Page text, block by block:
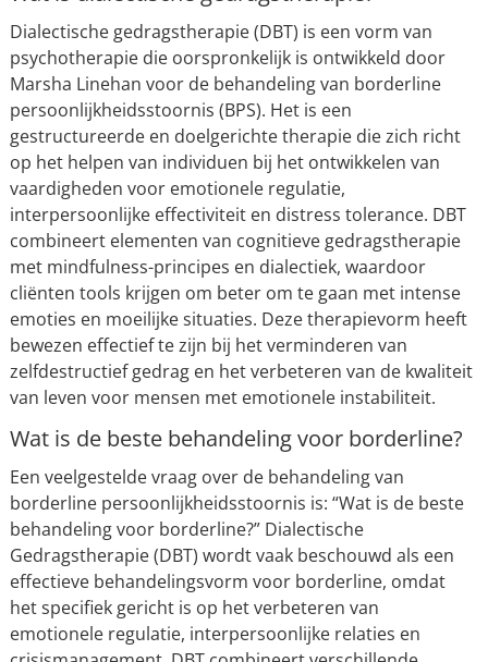
Dialectische gedragstherapie (DBT) is een vorm van
psychotherapie die oorspronkelijk is ontwikkeld door
Marsha Linehan voor de behandeling van borderline
persoonlijkheidsstoornis (BPS). Het is een
gestructureerde en doelgerichte therapie die zich richt
op het helpen van individuen bij het ontwikkelen van
vaardigheden voor emotionele regulatie,
interpersoonlijke effectiviteit en distress tolerance. DBT
combineert elementen van cognitieve gedragstherapie
met mindfulness-principes en dialectiek, waardoor
cliënten tools krijgen om beter om te gaan met intense
emoties en moeilijke situaties. Deze therapievorm heeft
bewezen effectief te zijn bij het verminderen van
zelfdestructief gedrag en het verbeteren van de kwaliteit
van leven voor mensen met emotionele instabiliteit.
Wat is de beste behandeling voor borderline?
Een veelgestelde vraag over de behandeling van
borderline persoonlijkheidsstoornis is: “Wat is de beste
behandeling voor borderline?” Dialectische
Gedragstherapie (DBT) wordt vaak beschouwd als een
effectieve behandelingsvorm voor borderline, omdat
het specifiek gericht is op het verbeteren van
emotionele regulatie, interpersoonlijke relaties en